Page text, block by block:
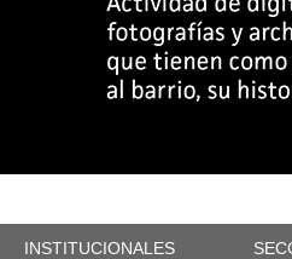
INSTITUCIONALES